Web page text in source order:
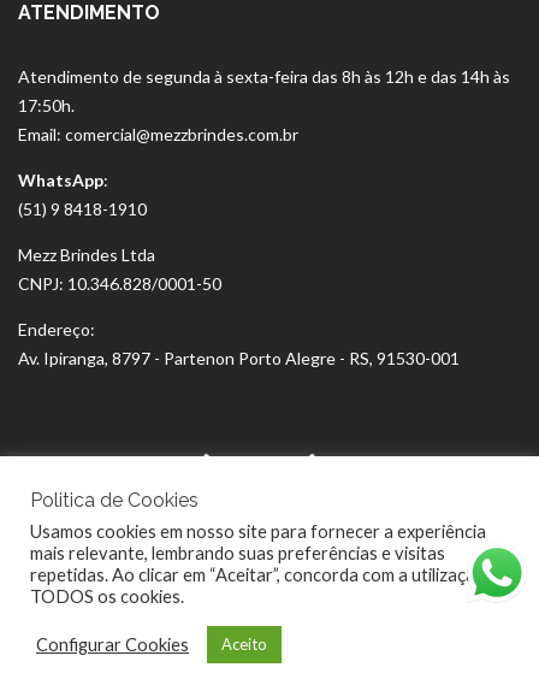
ATENDIMENTO
Atendimento de segunda à sexta-feira das 8h às 12h e das 14h às
17:50h.
Email: comercial@mezzbrindes.com.br
WhatsApp:
(51) 9 8418-1910
Mezz Brindes Ltda
CNPJ: 10.346.828/0001-50
Endereço:
Av. Ipiranga, 8797 - Partenon Porto Alegre - RS, 91530-001
Politica de Cookies
Usamos cookies em nosso site para fornecer a experiência
mais relevante, lembrando suas preferências e visitas
repetidas. Ao clicar em “Aceitar”, concorda com a utilização de
TODOS os cookies.
Configurar Cookies Aceito